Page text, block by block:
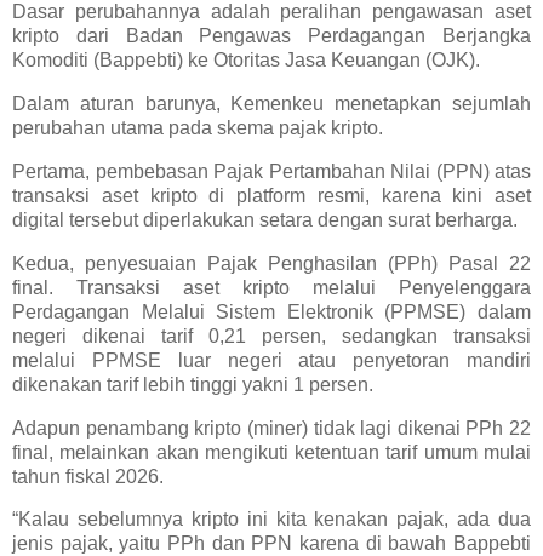
Dasar perubahannya adalah peralihan pengawasan aset
kripto dari Badan Pengawas Perdagangan Berjangka
Komoditi (Bappebti) ke Otoritas Jasa Keuangan (OJK).
Dalam aturan barunya, Kemenkeu menetapkan sejumlah
perubahan utama pada skema pajak kripto.
Pertama, pembebasan Pajak Pertambahan Nilai (PPN) atas
transaksi aset kripto di platform resmi, karena kini aset
digital tersebut diperlakukan setara dengan surat berharga.
Kedua, penyesuaian Pajak Penghasilan (PPh) Pasal 22
final. Transaksi aset kripto melalui Penyelenggara
Perdagangan Melalui Sistem Elektronik (PPMSE) dalam
negeri dikenai tarif 0,21 persen, sedangkan transaksi
melalui PPMSE luar negeri atau penyetoran mandiri
dikenakan tarif lebih tinggi yakni 1 persen.
Adapun penambang kripto (miner) tidak lagi dikenai PPh 22
final, melainkan akan mengikuti ketentuan tarif umum mulai
tahun fiskal 2026.
“Kalau sebelumnya kripto ini kita kenakan pajak, ada dua
jenis pajak, yaitu PPh dan PPN karena di bawah Bappebti